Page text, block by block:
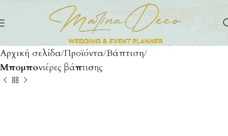
Αρχική σελίδα Προϊόντα Βάπτιση
Μπομπονιέρες βάπτισης